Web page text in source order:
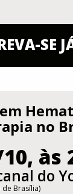
SE
no
às
do
Brasília)